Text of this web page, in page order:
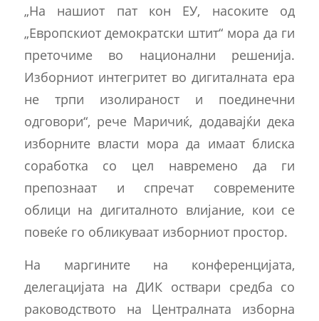
„На нашиот пат кон ЕУ, насоките од
„Европскиот демократски штит“ мора да ги
преточиме во национални решенија.
Изборниот интегритет во дигиталната ера
не трпи изолираност и поединечни
одговори“, рече Маричиќ, додавајќи дека
изборните власти мора да имаат блиска
соработка со цел навремено да ги
препознаат и спречат современите
облици на дигиталното влијание, кои се
повеќе го обликуваат изборниот простор.
На маргините на конференцијата,
делегацијата на ДИК оствари средба со
раководството на Централната изборна